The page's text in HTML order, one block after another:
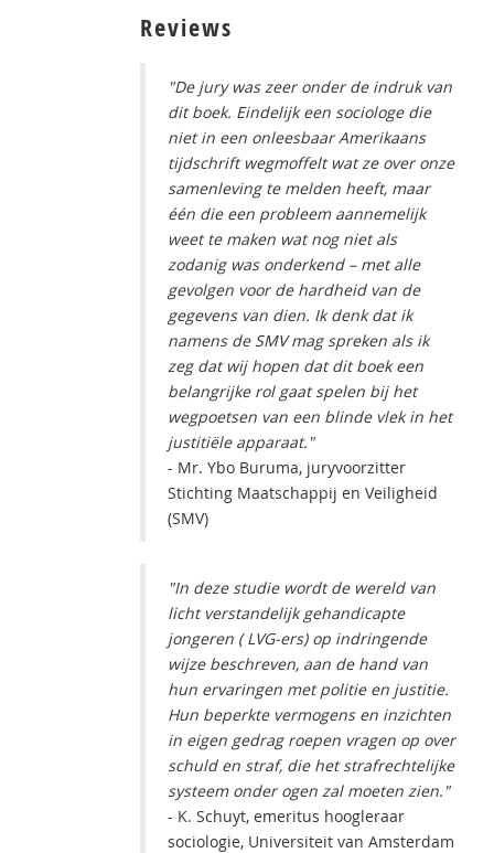
Reviews
"De jury was zeer onder de indruk van
dit boek. Eindelijk een sociologe die
niet in een onleesbaar Amerikaans
tijdschrift wegmoffelt wat ze over onze
samenleving te melden heeft, maar
één die een probleem aannemelijk
weet te maken wat nog niet als
zodanig was onderkend – met alle
gevolgen voor de hardheid van de
gegevens van dien. Ik denk dat ik
namens de SMV mag spreken als ik
zeg dat wij hopen dat dit boek een
belangrijke rol gaat spelen bij het
wegpoetsen van een blinde vlek in het
justitiële apparaat."
- Mr. Ybo Buruma, juryvoorzitter
Stichting Maatschappij en Veiligheid
(SMV)
"In deze studie wordt de wereld van
licht verstandelijk gehandicapte
jongeren ( LVG-ers) op indringende
wijze beschreven, aan de hand van
hun ervaringen met politie en justitie.
Hun beperkte vermogens en inzichten
in eigen gedrag roepen vragen op over
schuld en straf, die het strafrechtelijke
systeem onder ogen zal moeten zien."
- K. Schuyt, emeritus hoogleraar
sociologie, Universiteit van Amsterdam